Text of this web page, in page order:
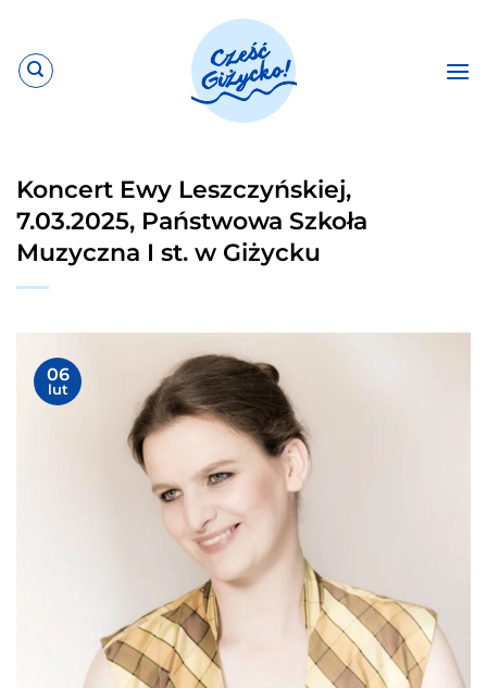
zawartości
Koncert Ewy Leszczyńskiej,
7.03.2025, Państwowa Szkoła
Muzyczna I st. w Giżycku
06
lut